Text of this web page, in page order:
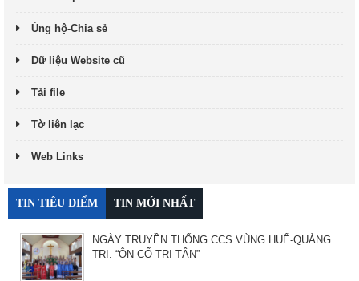
Ủng hộ-Chia sẻ
Dữ liệu Website cũ
Tải file
Tờ liên lạc
Web Links
TIN TIÊU ĐIỂM TIN MỚI NHẤT
NGÀY TRUYỀN THỐNG CCS VÙNG HUẾ-QUẢNG
TRỊ. “ÔN CỐ TRI TÂN”